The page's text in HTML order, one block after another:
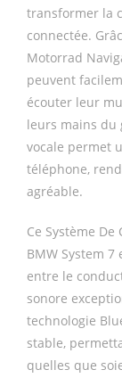
transformer la
connectée.
Motorrad
peuvent
écouter leur
leurs mains du
vocale permet
téléphone,
agréable.
Ce Système
BMW System
entre le
sonore
technologie
stable,
quelles que